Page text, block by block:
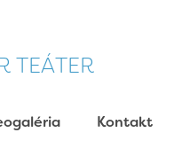
TEÁTER
Kontakt